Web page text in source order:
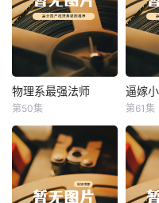
物理系最强法师
物理系最强法师
第50集
逼
逼嫁
第61集